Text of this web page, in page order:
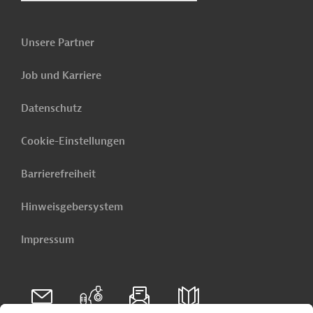
Unsere Partner
Job und Karriere
Datenschutz
Cookie-Einstellungen
Barrierefreiheit
Hinweisgebersystem
Impressum